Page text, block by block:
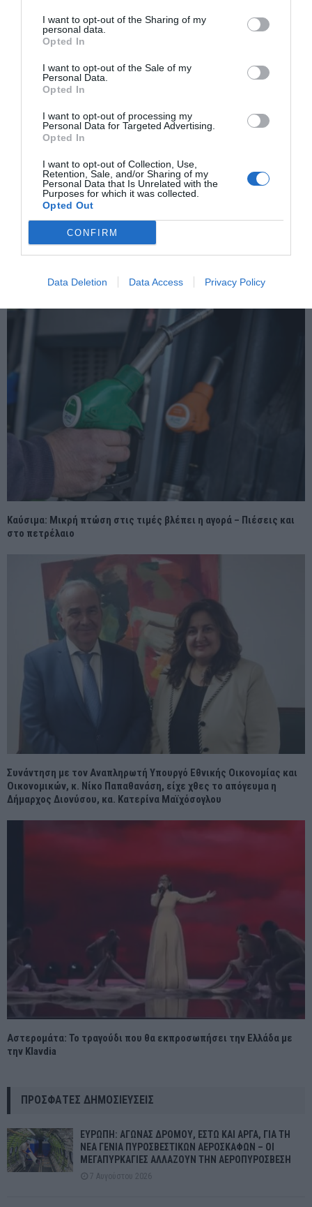
I want to opt-out of the Sharing of my
personal data.
Opted In
I want to opt-out of the Sale of my
Personal Data.
Opted In
I want to opt-out of processing my
Personal Data for Targeted Advertising.
Opted In
I want to opt-out of Collection, Use,
Retention, Sale, and/or Sharing of my
Personal Data that Is Unrelated with the
Purposes for which it was collected.
Opted Out
CONFIRM
Data Deletion Data Access Privacy Policy
News 247
Καβάλα: Πεθερά χτύπησε την νύφη – Όλα όσα εκτυλίχθηκαν
ΕΠΌΜΕΝΗ ΑΝΆΡΤΗΣΗ
Χωρίς όριο η θρασύτητα των μαριονετών του Τουρκικού
Προξενείου Κομοτηνής που προπηλάκισαν τους μουφτήδες
ΣΧΕΤΙΚΈΣ ΑΝΑΡΤΉΣΕΙΣ
Καύσιμα: Μικρή πτώση στις τιμές βλέπει η αγορά – Πιέσεις και
στο πετρέλαιο
Συνάντηση με τον Αναπληρωτή Υπουργό Εθνικής Οικονομίας και
Οικονομικών, κ. Νίκο Παπαθανάση, είχε χθες το απόγευμα η
Δήμαρχος Διονύσου, κα. Κατερίνα Μαϊχόσογλου
Αστερομάτα: Το τραγούδι που θα εκπροσωπήσει την Ελλάδα με
την Klavdia
ΠΡΌΣΦΑΤΕΣ ΔΗΜΟΣΙΕΎΣΕΙΣ
ΕΥΡΩΠΗ: ΑΓΩΝΑΣ ΔΡΟΜΟΥ, ΕΣΤΩ ΚΑΙ ΑΡΓΑ, ΓΙΑ ΤΗ
ΝΕΑ ΓΕΝΙΑ ΠΥΡΟΣΒΕΣΤΙΚΩΝ ΑΕΡΟΣΚΑΦΩΝ – ΟΙ
ΜΕΓΑΠΥΡΚΑΓΙΕΣ ΑΛΛΑΖΟΥΝ ΤΗΝ ΑΕΡΟΠΥΡΟΣΒΕΣΗ
7 Αυγούστου 2026